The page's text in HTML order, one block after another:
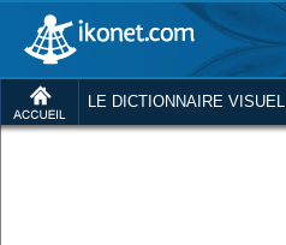
LE DICTIONNAIRE VISUEL